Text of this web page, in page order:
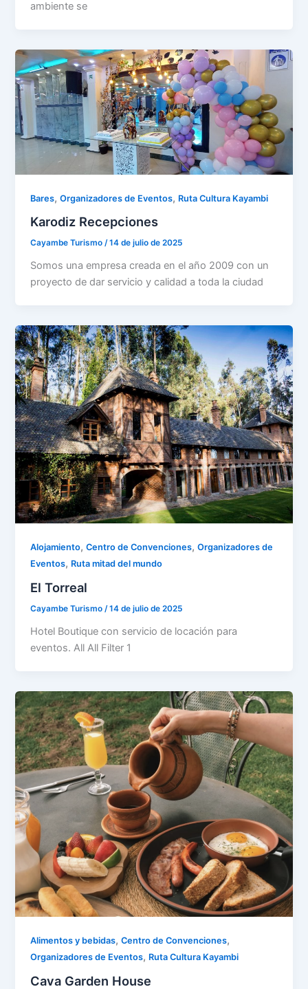
ambiente se
Bares,Organizadores de Eventos, Ruta Cultura Kayambi
Karodiz Recepciones
Cayambe Turismo/14 de julio de 2025
Somos una empresa creada en el año 2009 con un
proyecto de dar servicio y calidad a toda la ciudad
Alojamiento,Centro de Convenciones,Organizadores de
Eventos, Ruta mitad del mundo
El Torreal
Cayambe Turismo /14 de julio de 2025
Hotel Boutique con servicio de locación para
eventos. All All Filter 1
Alimentos y bebidas,Centro de Convenciones,
Organizadores de Eventos, Ruta Cultura Kayambi
Cava Garden House